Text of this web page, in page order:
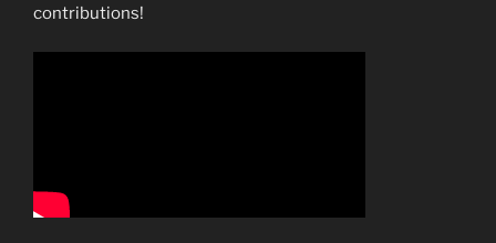
contributions!